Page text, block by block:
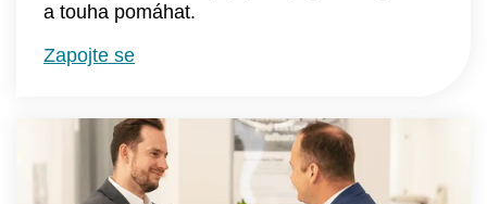
a touha pomáhat.
Zapojte se